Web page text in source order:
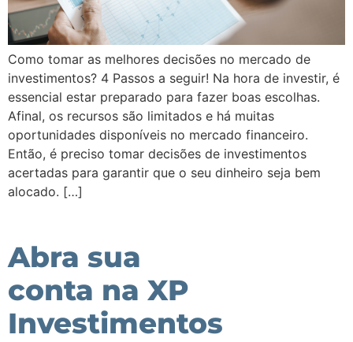
Como tomar as melhores decisões no mercado de
investimentos? 4 Passos a seguir! Na hora de investir, é
essencial estar preparado para fazer boas escolhas.
Afinal, os recursos são limitados e há muitas
oportunidades disponíveis no mercado financeiro.
Então, é preciso tomar decisões de investimentos
acertadas para garantir que o seu dinheiro seja bem
alocado. […]
Abra sua
conta na XP
Investimentos